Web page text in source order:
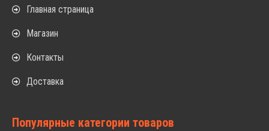
Главная страница
Магазин
Контакты
Доставка
Популярные категории товаров